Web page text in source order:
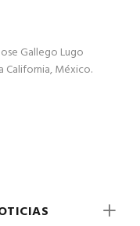
Gallego Lugo
California, México.